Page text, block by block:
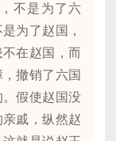
不是为了六
为了赵国，
在赵国，而
撤销了六国
假使赵国没
戚，纵然赵